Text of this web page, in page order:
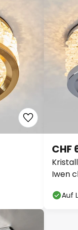
Iwen
CHF
Auf